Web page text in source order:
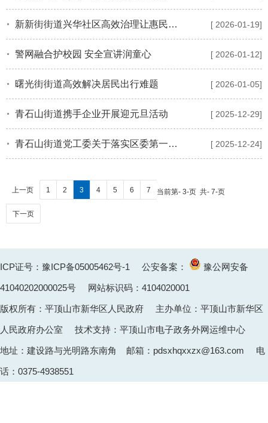
新新街街道兴华社区高效治理让惠民政策落地有声 [ 2026-01-19]
警网融合护校园 安全宣讲润童心 [ 2026-01-12]
曙光街街道高效解决居民出行难题 [ 2026-01-05]
青石山街道携手企业开展迎元旦活动 [ 2025-12-29]
青石山街道党工委关于落实区委第一巡察组反馈意见整改情况的通报 [ 2025-12-24]
当前第- 3-页 共- 7-页
上一页 1 2 3 4 5 6 7
下一页
ICP证号：豫ICP备05005462号-1 公安备案： 豫公网安备
41040202000025号 网站标识码：4104020001
版权所有：平顶山市新华区人民政府 主办单位：平顶山市新华区
人民政府办公室 技术支持：平顶山市电子政务外网运维中心
地址：建设路与光明路东南角 邮箱：pdsxhqxxzx@163.com 电
话：0375-4938551